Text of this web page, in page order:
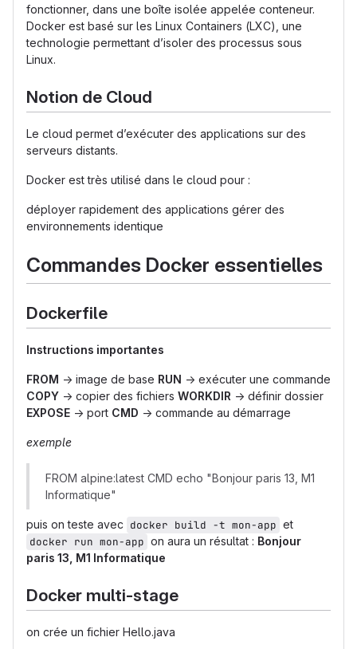
fonctionner, dans une boîte isolée appelée conteneur.
Docker est basé sur les Linux Containers (LXC), une
technologie permettant d’isoler des processus sous
Linux.
Notion de Cloud
Le cloud permet d’exécuter des applications sur des
serveurs distants.
Docker est très utilisé dans le cloud pour :
déployer rapidement des applications gérer des
environnements identique
Commandes Docker essentielles
Dockerfile
Instructions importantes
FROM → image de base RUN → exécuter une commande
COPY → copier des fichiers WORKDIR → définir dossier
EXPOSE → port CMD → commande au démarrage
exemple
FROM alpine:latest CMD echo "Bonjour paris 13, M1
Informatique"
puis on teste avec docker build -t mon-app et
docker run mon-app on aura un résultat : Bonjour
paris 13, M1 Informatique
Docker multi-stage
on crée un fichier Hello.java